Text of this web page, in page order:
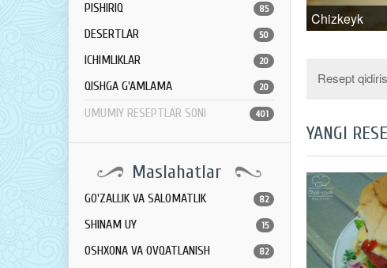
PISHIRIQ 85
DESERTLAR 50
ICHIMLIKLAR 20
QISHGA G'AMLAMA 20
UMUMIY RESEPTLAR SONI 401
Maslahatlar
GO'ZALLIK VA SALOMATLIK 82
SHINAM UY 15
OSHXONA VA OVQATLANISH 82
Chizkeyk
Resept
YANGI